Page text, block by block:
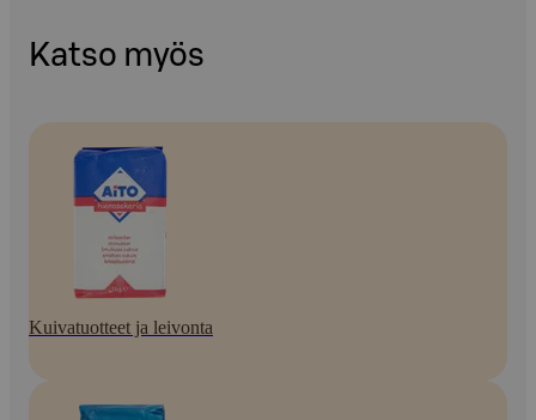
Katso myös
Kuivatuotteet ja leivonta